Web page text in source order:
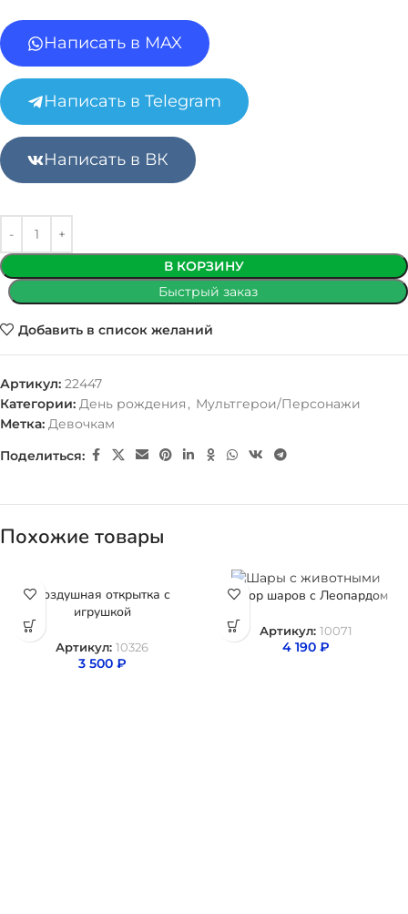
Написать в MAX
Написать в Telegram
Написать в ВК
В КОРЗИНУ
Быстрый заказ
Добавить в список желаний
Артикул: 22447
Категории: День рождения , Мультгерои/Персонажи
Метка: Девочкам
Поделиться:
Похожие товары
Воздушная открытка с
игрушкой
Артикул: 10326
3 500 ₽
Набор шаров с Леопардом
Артикул: 10071
4 190 ₽